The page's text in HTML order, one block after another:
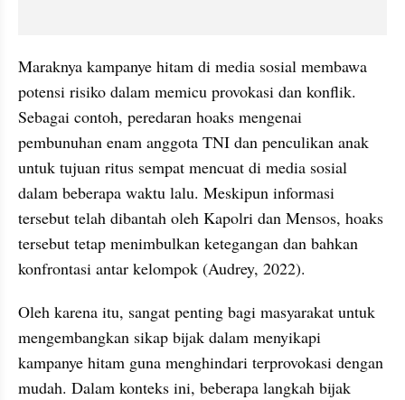
Maraknya kampanye hitam di media sosial membawa
potensi risiko dalam memicu provokasi dan konflik.
Sebagai contoh, peredaran hoaks mengenai
pembunuhan enam anggota TNI dan penculikan anak
untuk tujuan ritus sempat mencuat di media sosial
dalam beberapa waktu lalu. Meskipun informasi
tersebut telah dibantah oleh Kapolri dan Mensos, hoaks
tersebut tetap menimbulkan ketegangan dan bahkan
konfrontasi antar kelompok (Audrey, 2022).
Oleh karena itu, sangat penting bagi masyarakat untuk
mengembangkan sikap bijak dalam menyikapi
kampanye hitam guna menghindari terprovokasi dengan
mudah. Dalam konteks ini, beberapa langkah bijak